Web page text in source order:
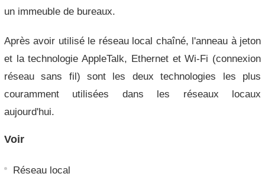
un immeuble de bureaux.
Après avoir utilisé le réseau local chaîné, l'anneau à jeton
et la technologie AppleTalk, Ethernet et Wi-Fi (connexion
réseau sans fil) sont les deux technologies les plus
couramment utilisées dans les réseaux locaux
aujourd'hui.
Voir
Réseau local